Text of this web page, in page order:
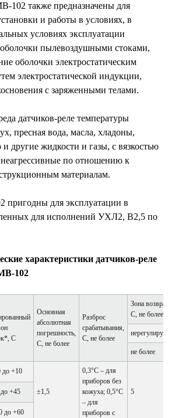
102 также предназначены для
и работы в условиях, в
условиях эксплуатации
оболочки пылевоздушными стоками,
оболочки электростатическим
электростатической индукции,
с заряженными телами.
датчиков-реле температуры
пресная вода, масла, хладоны,
и другие жидкости и газы, с вязкостью
по отношению к
материалам.
для эксплуатации в
для исполнений УХЛ2, В2,5 по
характеристики датчиков-реле
102
С
Основная
абсолютная
погрешность,
С, не более
Разброс
срабатывания,
С, не более
Зона возврата,
С, не более
не более
до +10
±1,5
0,3°С – для
приборов без
кожуха; 0,5°С
– для
приборов с
5
+45
до +60